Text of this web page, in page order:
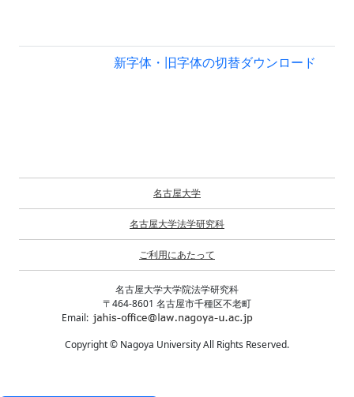
新字体・旧字体の切替ダウンロード
名古屋大学
名古屋大学法学研究科
ご利用にあたって
名古屋大学大学院法学研究科
〒464-8601 名古屋市千種区不老町
Email:
Copyright © Nagoya University All Rights Reserved.